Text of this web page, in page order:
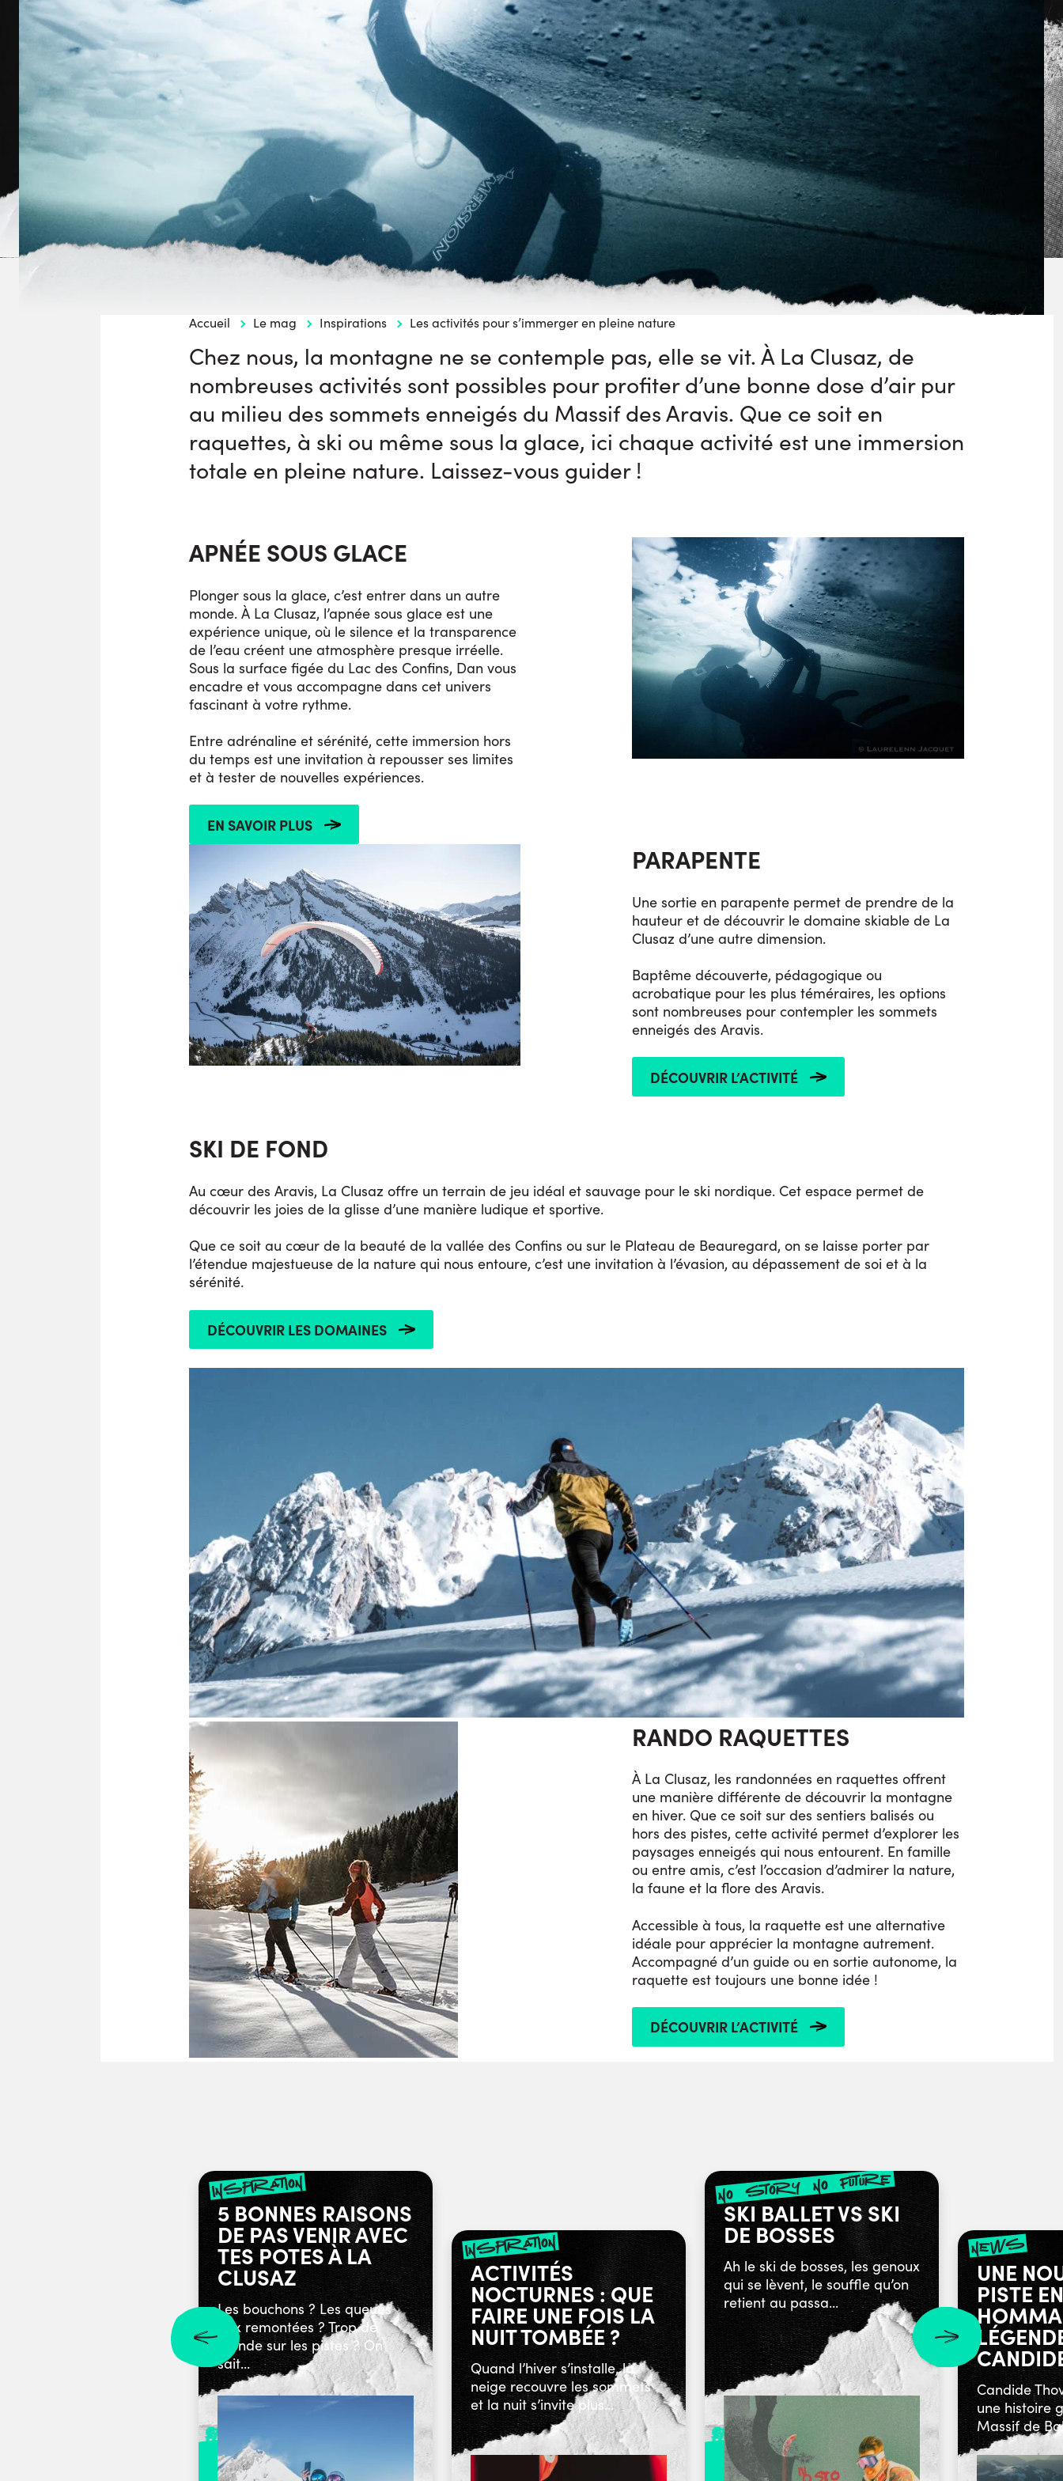
Accueil Le mag Inspirations Les activités pour s’immerger en pleine nature
Chez nous, la montagne ne se contemple pas, elle se vit. À La Clusaz, de
nombreuses activités sont possibles pour profiter d’une bonne dose d’air pur
au milieu des sommets enneigés du Massif des Aravis. Que ce soit en
raquettes, à ski ou même sous la glace, ici chaque activité est une immersion
totale en pleine nature. Laissez-vous guider !
APNÉE SOUS GLACE
Plonger sous la glace, c’est entrer dans un autre
monde. À La Clusaz, l’apnée sous glace est une
expérience unique, où le silence et la transparence
de l’eau créent une atmosphère presque irréelle.
Sous la surface figée du Lac des Confins, Dan vous
encadre et vous accompagne dans cet univers
fascinant à votre rythme.
Entre adrénaline et sérénité, cette immersion hors
du temps est une invitation à repousser ses limites
et à tester de nouvelles expériences.
EN SAVOIR PLUS
PARAPENTE
Une sortie en parapente permet de prendre de la
hauteur et de découvrir le domaine skiable de La
Clusaz d’une autre dimension.
Baptême découverte, pédagogique ou
acrobatique pour les plus téméraires, les options
sont nombreuses pour contempler les sommets
enneigés des Aravis.
DÉCOUVRIR L’ACTIVITÉ
SKI DE FOND
Au cœur des Aravis, La Clusaz offre un terrain de jeu idéal et sauvage pour le ski nordique. Cet espace permet de
découvrir les joies de la glisse d’une manière ludique et sportive.
Que ce soit au cœur de la beauté de la vallée des Confins ou sur le Plateau de Beauregard, on se laisse porter par
l’étendue majestueuse de la nature qui nous entoure, c’est une invitation à l’évasion, au dépassement de soi et à la
sérénité.
DÉCOUVRIR LES DOMAINES
RANDO RAQUETTES
À La Clusaz, les randonnées en raquettes offrent
une manière différente de découvrir la montagne
en hiver. Que ce soit sur des sentiers balisés ou
hors des pistes, cette activité permet d’explorer les
paysages enneigés qui nous entourent. En famille
ou entre amis, c’est l’occasion d’admirer la nature,
la faune et la flore des Aravis.
Accessible à tous, la raquette est une alternative
idéale pour apprécier la montagne autrement.
Accompagné d’un guide ou en sortie autonome, la
raquette est toujours une bonne idée !
DÉCOUVRIR L’ACTIVITÉ
inspiration
5 BONNES RAISONS
DE PAS VENIR AVEC
TES POTES À LA
CLUSAZ
Les bouchons ? Les queues
aux remontées ? Trop de
monde sur les pistes ? On
sait...
inspiration
ACTIVITÉS
NOCTURNES : QUE
FAIRE UNE FOIS LA
NUIT TOMBÉE ?
Quand l’hiver s’installe, la
neige recouvre les sommets
et la nuit s’invite plus...
no story no future
SKI BALLET VS SKI
DE BOSSES
Ah le ski de bosses, les genoux
qui se lèvent, le souffle qu’on
retient au passa...
news
UNE
PISTE EN
Candide
une histoire
Massif de